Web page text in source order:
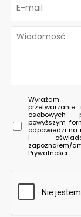
osobowych
powyższym
odpowiedzi na
i
zapoznałem/
Prywatności.